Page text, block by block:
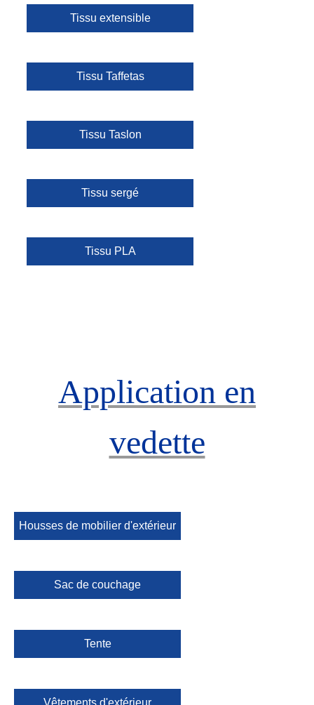
Tissu extensible
Tissu Taffetas
Tissu Taslon
Tissu sergé
Tissu PLA
Application en
vedette
Housses de mobilier d'extérieur
Sac de couchage
Tente